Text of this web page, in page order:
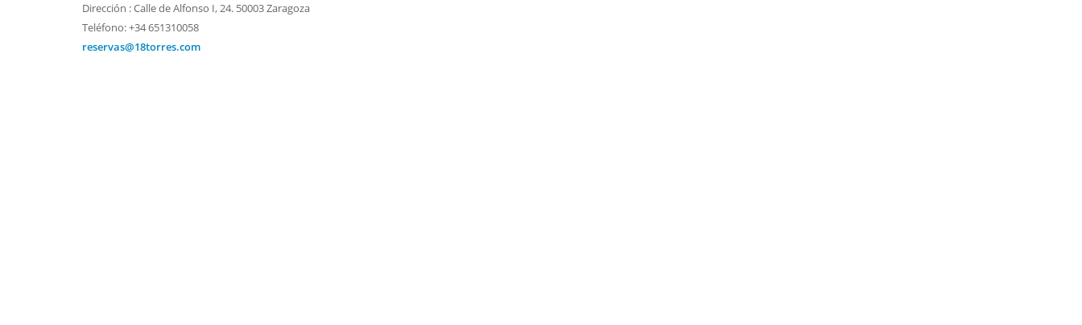
Dirección : Calle de Alfonso I, 24. 50003 Zaragoza
Teléfono: +34 651310058
reservas@18torres.com